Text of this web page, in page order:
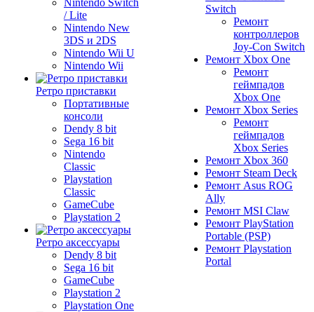
Nintendo Switch
/ Lite
Nintendo New
3DS и 2DS
Nintendo Wii U
Nintendo Wii
Ретро приставки
Портативные
консоли
Dendy 8 bit
Sega 16 bit
Nintendo
Classic
Playstation
Classic
GameCube
Playstation 2
Ретро аксессуары
Dendy 8 bit
Sega 16 bit
GameCube
Playstation 2
Playstation One
Switch
Ремонт
контроллеров
Joy-Con Switch
Ремонт Xbox One
Ремонт
геймпадов
Xbox One
Ремонт Xbox Series
Ремонт
геймпадов
Xbox Series
Ремонт Xbox 360
Ремонт Steam Deck
Ремонт Asus ROG
Ally
Ремонт MSI Claw
Ремонт PlayStation
Portable (PSP)
Ремонт Playstation
Portal